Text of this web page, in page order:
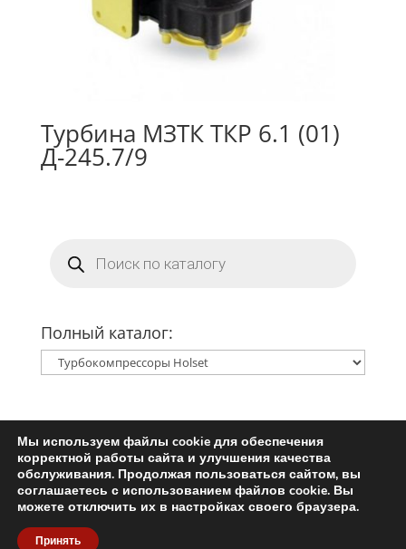
Турбина МЗТК ТКР 6.1 (01)
Д-245.7/9
товаров
Полный каталог:
Главная
Ремкомплект турбины
Запчасти для турбин
Пользовательское соглашение
Политика конфиденциальности
Мы используем файлы cookie для обеспечения
корректной работы сайта и улучшения качества
обслуживания. Продолжая пользоваться сайтом, вы
соглашаетесь с использованием файлов cookie. Вы
можете отключить их в настройках своего браузера.
Принять